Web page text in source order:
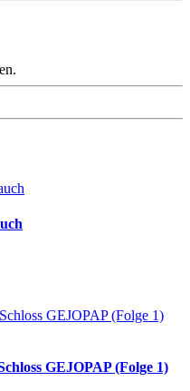
GEJOPAP (Folge 1)